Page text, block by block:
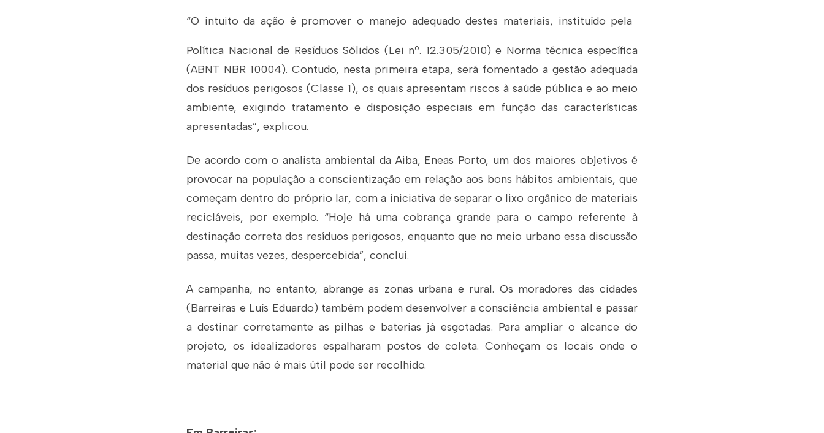
“O intuito da ação é promover o manejo adequado destes materiais, instituído pela
Política Nacional de Resíduos Sólidos (Lei nº. 12.305/2010) e Norma técnica específica
(ABNT NBR 10004). Contudo, nesta primeira etapa, será fomentado a gestão adequada
dos resíduos perigosos (Classe 1), os quais apresentam riscos à saúde pública e ao meio
ambiente, exigindo tratamento e disposição especiais em função das características
apresentadas”, explicou.
De acordo com o analista ambiental da Aiba, Eneas Porto, um dos maiores objetivos é
provocar na população a conscientização em relação aos bons hábitos ambientais, que
começam dentro do próprio lar, com a iniciativa de separar o lixo orgânico de materiais
recicláveis, por exemplo. “Hoje há uma cobrança grande para o campo referente à
destinação correta dos resíduos perigosos, enquanto que no meio urbano essa discussão
passa, muitas vezes, despercebida”, conclui.
A campanha, no entanto, abrange as zonas urbana e rural. Os moradores das cidades
(Barreiras e Luís Eduardo) também podem desenvolver a consciência ambiental e passar
a destinar corretamente as pilhas e baterias já esgotadas. Para ampliar o alcance do
projeto, os idealizadores espalharam postos de coleta. Conheçam os locais onde o
material que não é mais útil pode ser recolhido.